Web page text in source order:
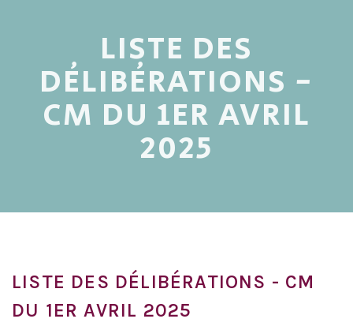
LISTE DES
DÉLIBÉRATIONS -
CM DU 1ER AVRIL
2025
LISTE DES DÉLIBÉRATIONS - CM
DU 1ER AVRIL 2025